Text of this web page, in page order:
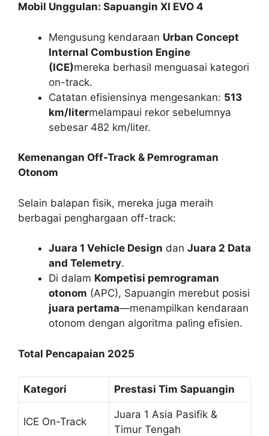
Mobil Unggulan: Sapuangin XI EVO 4
Mengusung kendaraan Urban Concept
Internal Combustion Engine
(ICE)mereka berhasil menguasai kategori
on-track.
Catatan efisiensinya mengesankan: 513
km/litermelampaui rekor sebelumnya
sebesar 482 km/liter.
Kemenangan Off-Track & Pemrograman
Otonom
Selain balapan fisik, mereka juga meraih
berbagai penghargaan off-track:
Juara 1 Vehicle Design dan Juara 2 Data
and Telemetry.
Di dalam Kompetisi pemrograman
otonom (APC), Sapuangin merebut posisi
juara pertama—menampilkan kendaraan
otonom dengan algoritma paling efisien.
Total Pencapaian 2025
Kategori Prestasi Tim Sapuangin
ICE On-Track
Juara 1 Asia Pasifik &
Timur Tengah